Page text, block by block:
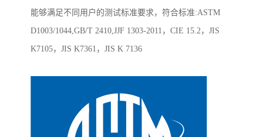
能够满足不同用户的测试标准要求，符合标准:ASTM
D1003/1044,GB/T 2410,JJF 1303-2011 ， CIE 15.2， JIS
K7105， JIS K7361 ， JIS K 7136